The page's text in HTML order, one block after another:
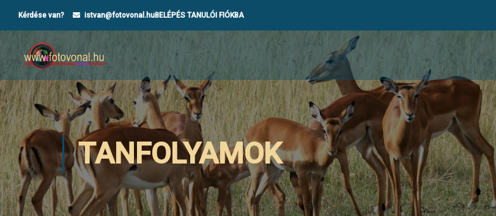
Kérdése van? istvan@fotovonal.huBELÉPÉS TANULÓI FIÓKBA
TANFOLYAMOK